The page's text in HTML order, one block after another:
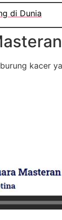
di Dunia
kacer